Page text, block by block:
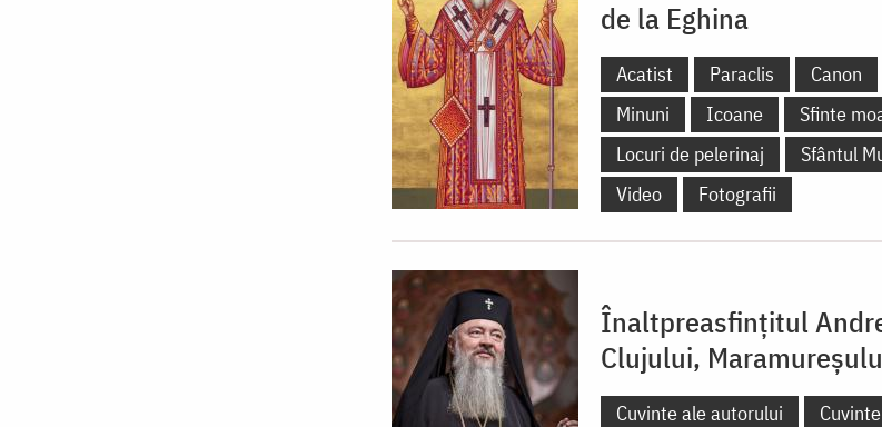
de la Eghina
Acatist Paraclis Canon
Minuni
Icoane
Sfinte
Locuri de pelerinaj
Sfântul
Video
Fotografii
Înaltpreasfințitul
Clujului,
Cuvinte ale autorului